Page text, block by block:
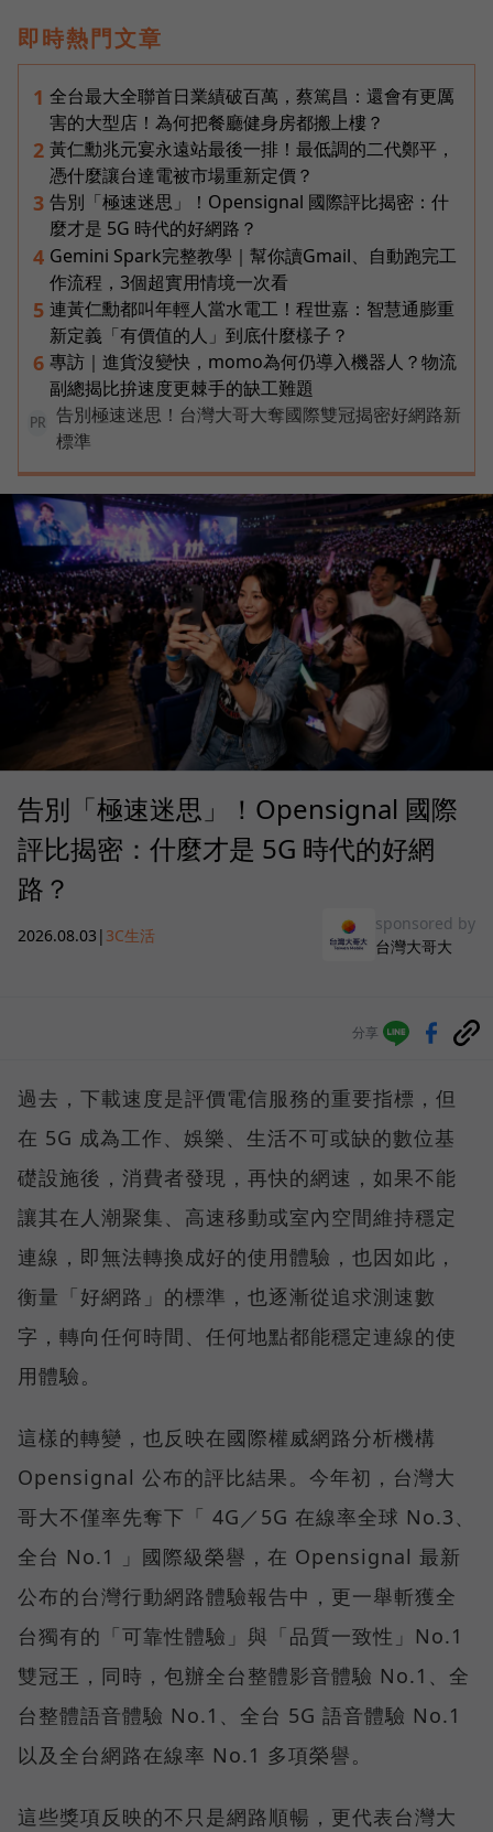
即時熱門文章
1 全台最大全聯首日業績破百萬，蔡篤昌：還會有更厲
害的大型店！為何把餐廳健身房都搬上樓？
2 黃仁勳兆元宴永遠站最後一排！最低調的二代鄭平，
憑什麼讓台達電被市場重新定價？
3 告別「極速迷思」！Opensignal 國際評比揭密：什
麼才是 5G 時代的好網路？
4 Gemini Spark完整教學｜幫你讀Gmail、自動跑完工
作流程，3個超實用情境一次看
5 連黃仁勳都叫年輕人當水電工！程世嘉：智慧通膨重
新定義「有價值的人」到底什麼樣子？
6 專訪｜進貨沒變快，momo為何仍導入機器人？物流
副總揭比拚速度更棘手的缺工難題
PR
告別極速迷思！台灣大哥大奪國際雙冠揭密好網路新
標準
告別「極速迷思」！Opensignal 國際
評比揭密：什麼才是 5G 時代的好網
路？
2026.08.03 | 3C生活
sponsored by
台灣大哥大
分享
過去，下載速度是評價電信服務的重要指標，但
在 5G 成為工作、娛樂、生活不可或缺的數位基
礎設施後，消費者發現，再快的網速，如果不能
讓其在人潮聚集、高速移動或室內空間維持穩定
連線，即無法轉換成好的使用體驗，也因如此，
衡量「好網路」的標準，也逐漸從追求測速數
字，轉向任何時間、任何地點都能穩定連線的使
用體驗。
這樣的轉變，也反映在國際權威網路分析機構
Opensignal 公布的評比結果。今年初，台灣大
哥大不僅率先奪下「 4G／5G 在線率全球 No.3、
全台 No.1 」國際級榮譽，在 Opensignal 最新
公布的台灣行動網路體驗報告中，更一舉斬獲全
台獨有的「可靠性體驗」與「品質一致性」No.1
雙冠王，同時，包辦全台整體影音體驗 No.1、全
台整體語音體驗 No.1、全台 5G 語音體驗 No.1
以及全台網路在線率 No.1 多項榮譽。
這些獎項反映的不只是網路順暢，更代表台灣大